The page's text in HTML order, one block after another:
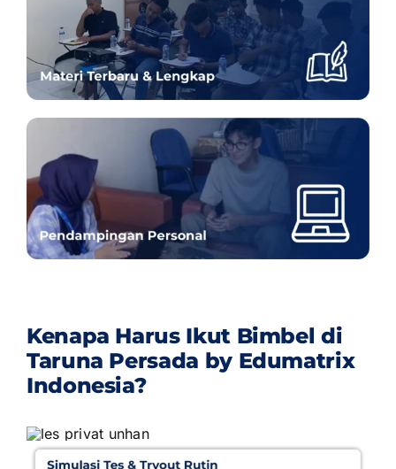
Kenapa Harus Ikut Bimbel di
Taruna Persada by Edumatrix
Indonesia?